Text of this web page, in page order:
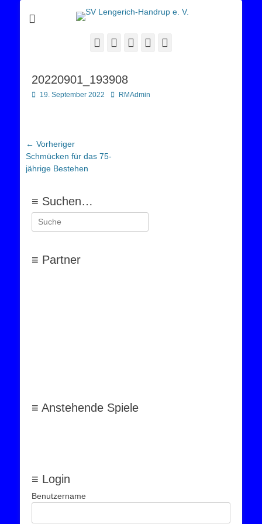
SV Lengerich-
Handrup e. V.
Sportverein Lengerich Handrup
Facebook
Twitter YouTube
20220901_193908
Posted
19. September 2022 AutorRMAdmin
Beitragsnavigation
← Vorheriger
Vorheriger
Beitrag:
Schmücken für das 75-
jährige Bestehen
≡ Suchen…
Suchen
nach:
≡ Partner
≡ Anstehende Spiele
≡ Login
Benutzername